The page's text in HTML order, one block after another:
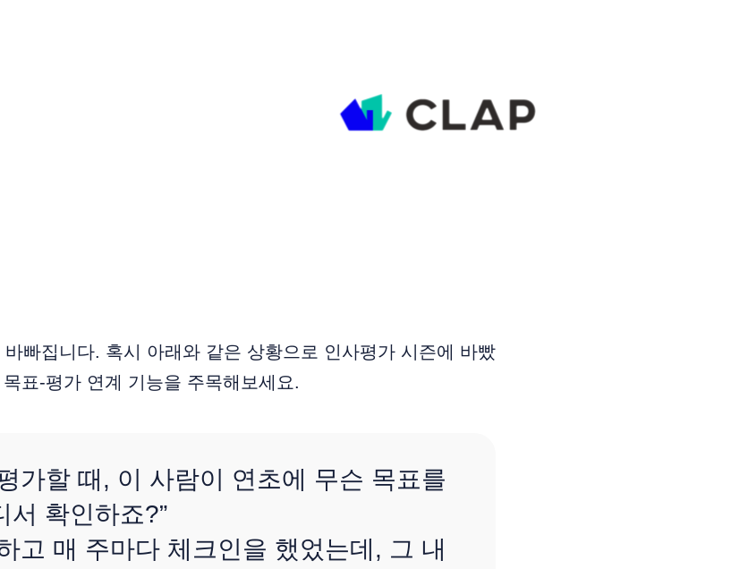
빠집니다. 혹시 아래와 같은 상황으로 인사평가 시즌에 바빴
표-평가 연계 기능을 주목해보세요.
가할 때, 이 사람이 연초에 무슨 목표를
서 확인하죠?”
고 매 주마다 체크인을 했었는데, 그 내